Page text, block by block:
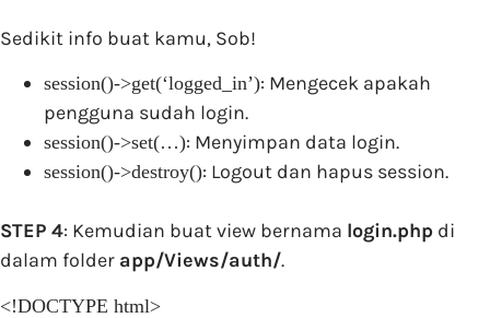
Sedikit info buat kamu, Sob!
session()->get(‘logged_in’): Mengecek apakah
pengguna sudah login.
session()->set(…): Menyimpan data login.
session()->destroy(): Logout dan hapus session.
STEP 4: Kemudian buat view bernama login.php di
dalam folder app/Views/auth/.
<!DOCTYPE html>